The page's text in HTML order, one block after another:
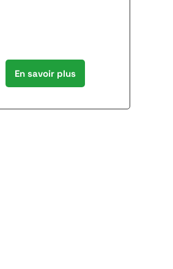
En savoir plus